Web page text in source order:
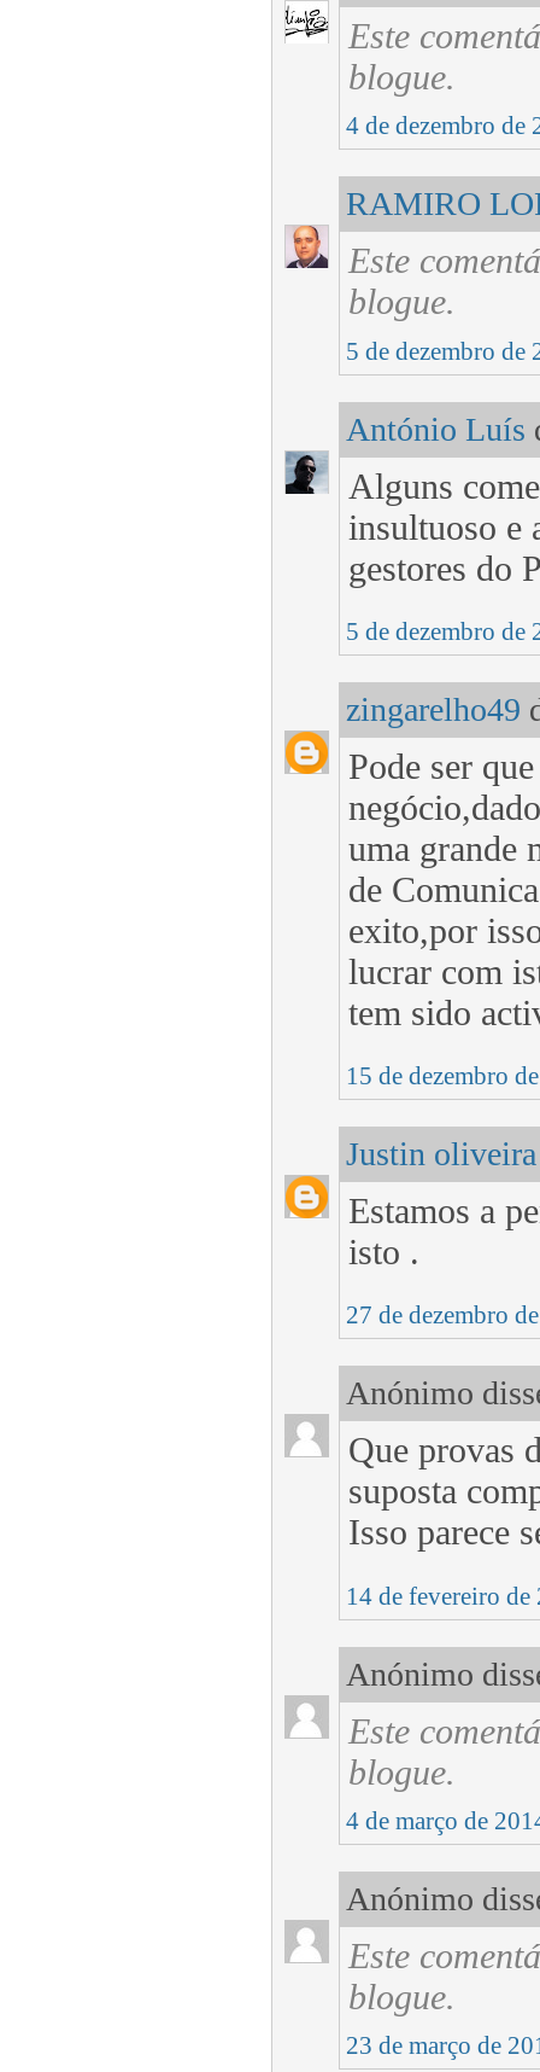
Este
blogue.
4 de dezembro de
RAMIRO
Este
blogue.
5 de dezembro de
António Luís
Alguns
insultuoso e
gestores do
5 de dezembro de
zingarelho49
Pode ser
uma grande
de
exito,por
lucrar com
tem sido
15 de dezembro
Justin oliveira
Estamos a
isto .
27 de dezembro
Anónimo
Que provas
suposta
Isso parece
14 de fevereiro de
Anónimo
Este
blogue.
4 de março de
Anónimo
Este
blogue.
23 de março de